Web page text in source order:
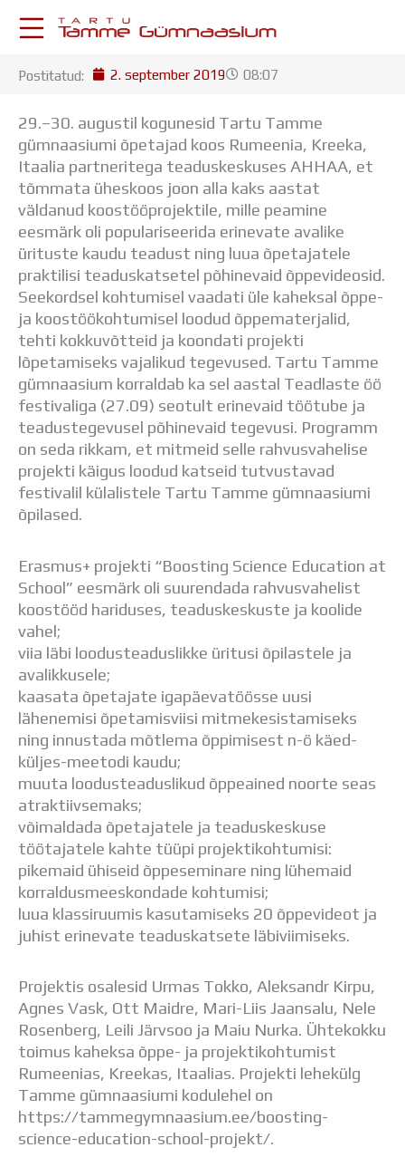
KESKKONNAD
Postkast
Drive
Tamme TV
Tamme Leht
Kooliraadio
Koorilaul
ÕPPETÖÖ
Tunniplaan
Aastaplaan
Õppekava
Ainepassid
Huviringid
Õpilastööd (UPT)
Distantsõpe
Kodukord
Projektid
ÜLDINFO
Sisseastumine
Uudised
Lapsevanemale
Vilistlastele
Virtuaaltuur
Õpilasesindus
Kontaktid
Tööpakkumised
Postitatud: 2. september 2019 08:07
29.–30. augustil kogunesid Tartu Tamme
gümnaasiumi õpetajad koos Rumeenia, Kreeka,
Itaalia partneritega teaduskeskuses AHHAA, et
tõmmata üheskoos joon alla kaks aastat
väldanud koostööprojektile, mille peamine
eesmärk oli populariseerida erinevate avalike
ürituste kaudu teadust ning luua õpetajatele
praktilisi teaduskatsetel põhinevaid õppevideosid.
Seekordsel kohtumisel vaadati üle kaheksal õppe-
ja koostöökohtumisel loodud õppematerjalid,
tehti kokkuvõtteid ja koondati projekti
lõpetamiseks vajalikud tegevused. Tartu Tamme
gümnaasium korraldab ka sel aastal Teadlaste öö
festivaliga (27.09) seotult erinevaid töötube ja
teadustegevusel põhinevaid tegevusi. Programm
on seda rikkam, et mitmeid selle rahvusvahelise
projekti käigus loodud katseid tutvustavad
festivalil külalistele Tartu Tamme gümnaasiumi
õpilased.
Erasmus+ projekti “Boosting Science Education at
School” eesmärk oli suurendada rahvusvahelist
koostööd hariduses, teaduskeskuste ja koolide
vahel;
viia läbi loodusteaduslikke üritusi õpilastele ja
avalikkusele;
kaasata õpetajate igapäevatöösse uusi
lähenemisi õpetamisviisi mitmekesistamiseks
ning innustada mõtlema õppimisest n-ö käed-
küljes-meetodi kaudu;
muuta loodusteaduslikud õppeained noorte seas
atraktiivsemaks;
võimaldada õpetajatele ja teaduskeskuse
töötajatele kahte tüüpi projektikohtumisi:
pikemaid ühiseid õppeseminare ning lühemaid
korraldusmeeskondade kohtumisi;
luua klassiruumis kasutamiseks 20 õppevideot ja
juhist erinevate teaduskatsete läbiviimiseks.
Projektis osalesid Urmas Tokko, Aleksandr Kirpu,
Agnes Vask, Ott Maidre, Mari-Liis Jaansalu, Nele
Rosenberg, Leili Järvsoo ja Maiu Nurka. Ühtekokku
toimus kaheksa õppe- ja projektikohtumist
Rumeenias, Kreekas, Itaalias. Projekti lehekülg
Tamme gümnaasiumi kodulehel on
https://tammegymnaasium.ee/boosting-
science-education-school-projekt/.